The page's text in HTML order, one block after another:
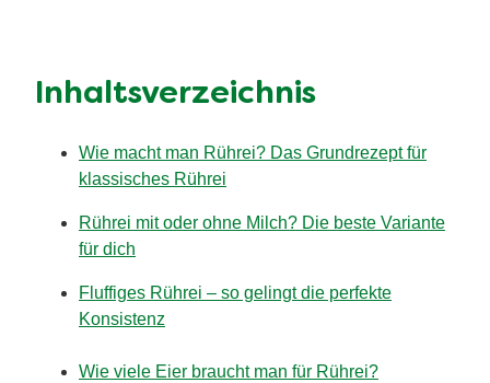
Inhaltsverzeichnis
Wie macht man Rührei? Das Grundrezept für
klassisches Rührei
Rührei mit oder ohne Milch? Die beste Variante
für dich
Fluffiges Rührei – so gelingt die perfekte
Konsistenz
Wie viele Eier braucht man für Rührei?